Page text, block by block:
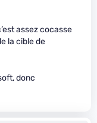
assez cocasse
la cible de
donc